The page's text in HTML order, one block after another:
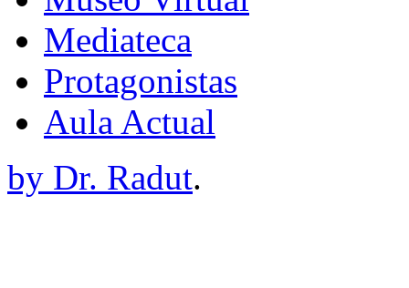
Mediateca
Protagonistas
Aula Actual
by Dr. Radut.